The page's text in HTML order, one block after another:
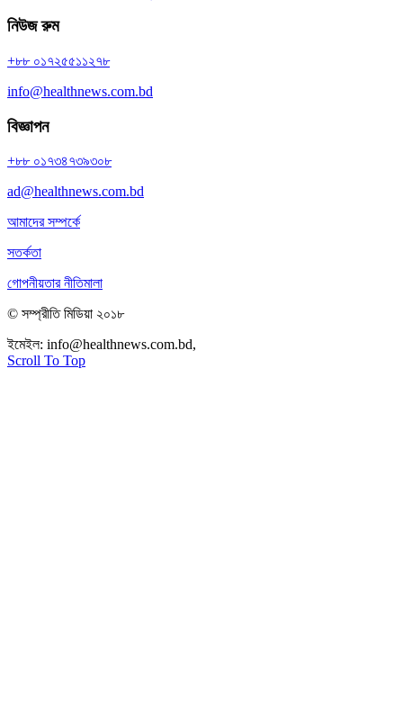
নিউজ রুম
+৮৮ ০১৭২৫৫১১২৭৮
info@healthnews.com.bd
বিজ্ঞাপন
+৮৮ ০১৭৩৪৭৩৯৩০৮
ad@healthnews.com.bd
আমাদের সম্পর্কে
সতর্কতা
গোপনীয়তার নীতিমালা
© সম্প্রীতি মিডিয়া ২০১৮
ইমেইল: info@healthnews.com.bd,
Scroll To Top